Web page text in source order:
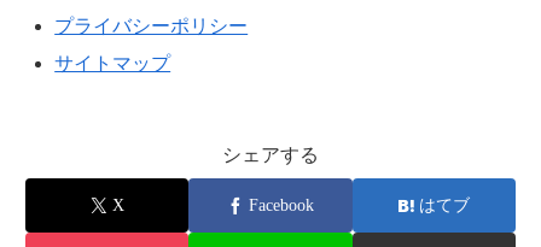
プライバシーポリシー
サイトマップ
シェアする
X Facebook はてブ